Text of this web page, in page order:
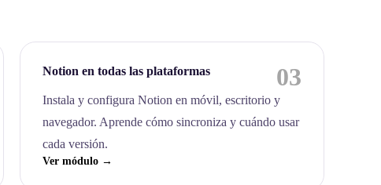
Notion en todas las plataformas 03
Instala y configura Notion en móvil, escritorio y
navegador. Aprende cómo sincroniza y cuándo usar
cada versión.
Ver módulo →